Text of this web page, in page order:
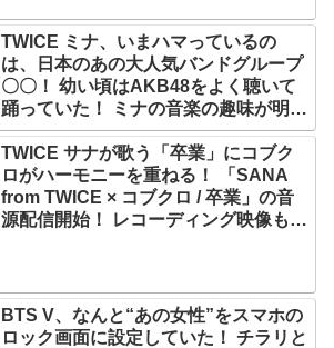
TWICE ミナ、いまハマっているの
は、日本のあの大人気バンドグループ
〇〇！ 幼い頃はAKB48をよく聴いて
踊っていた！ ミナの音楽の趣味が明ら
かに
TWICE サナが歌う「卒業」にコブク
ロがハーモニーを重ねる！ 「SANA
from TWICE × コブクロ / 卒業」の音
源配信開始！ レコーディング映像も公
BTS V、なんと“あの女性”をスマホの
ロック画面に設定していた！ チラリと